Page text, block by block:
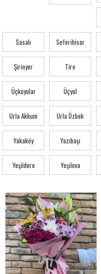
Sasalı Seferihisar
Şirinyer Tire
Üçkuyular Üçyol
Urla Akkum Urla Özbek
Yakaköy Yazıbaşı
Yeşildere Yeşilova